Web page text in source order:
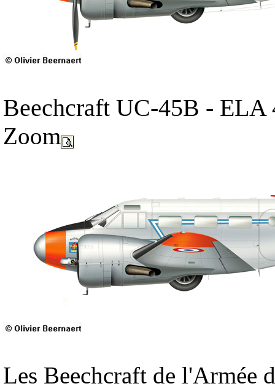
Beechcraft UC-45B - ELA
Zoom
Les Beechcraft de l'Armée